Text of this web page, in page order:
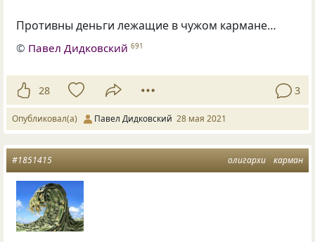
Противны деньги лежащие в чужом кармане…
© Павел Дидковский 691
28 3
Опубликовал(а) Павел Дидковский 28 мая 2021
олигархи карман
#1851415